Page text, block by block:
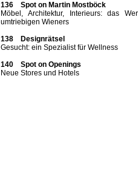
136 Spot on Martin Mostböck
Möbel, Architektur, Interieurs: das
umtriebigen Wieners
138 Designrätsel
Gesucht: ein Spezialist für Wellness
140 Spot on Openings
Neue Stores und Hotels